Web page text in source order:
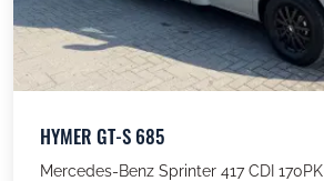
HYMER GT-S 685
Mercedes-Benz Sprinter 417 CDI 170PK